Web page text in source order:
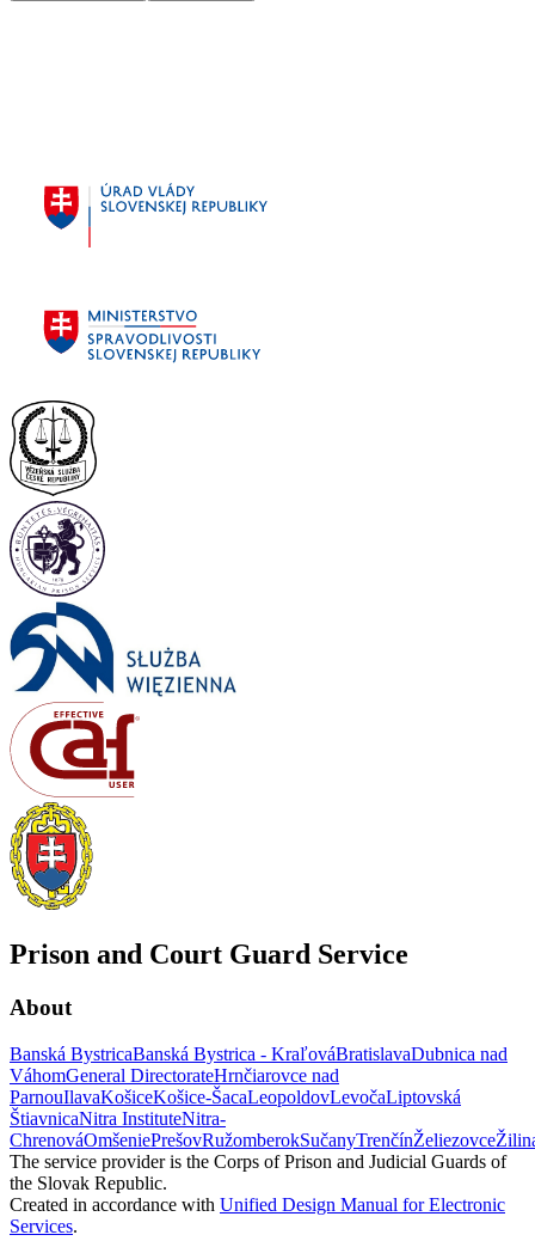
Prison and Court Guard Service
About
Banská BystricaBanská Bystrica - KraľováBratislavaDubnica nad
VáhomGeneral DirectorateHrnčiarovce nad
ParnouIlavaKošiceKošice-ŠacaLeopoldovLevočaLiptovská
ŠtiavnicaNitra InstituteNitra-
ChrenováOmšeniePrešovRužomberokSučanyTrenčínŽeliezovce
The service provider is the Corps of Prison and Judicial Guards of
the Slovak Republic.
Created in accordance with Unified Design Manual for Electronic
Services.